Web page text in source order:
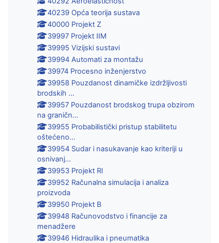
40239 Opća teorija sustava
40000 Projekt Z
39997 Projekt IIM
39995 Vizijski sustavi
39994 Automati za montažu
39974 Procesno inženjerstvo
39958 Pouzdanost dinamičke izdržljivosti
brodskih ...
39957 Pouzdanost brodskog trupa obzirom
na graničn...
39955 Probabilistički pristup stabilitetu
oštećeno...
39954 Sudar i nasukavanje kao kriteriji u
osnivanj...
39953 Projekt RI
39952 Računalna simulacija i analiza
proizvoda
39950 Projekt B
39948 Računovodstvo i financije za
menadžere
39946 Hidraulika i pneumatika